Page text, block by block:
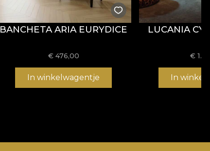
BANCHETA ARIA EURYDICE
€ 476,00
In winkelwagentje
LUCANIA
€
In